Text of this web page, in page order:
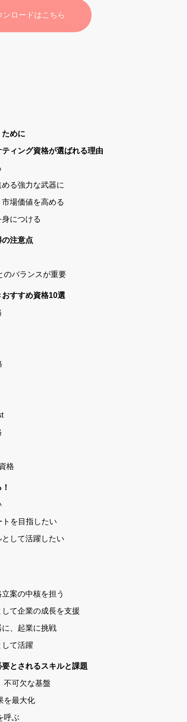
ンロードはこちら
めに
ィング資格が選ばれる理由
る強力な武器に
場価値を高める
につける
注意点
のバランスが重要
おすすめ資格10選
格
を目指したい
して活躍したい
案の中核を担う
て企業の成長を支援
、起業に挑戦
て活躍
とされるスキルと課題
不可欠な基盤
を最大化
呼ぶ